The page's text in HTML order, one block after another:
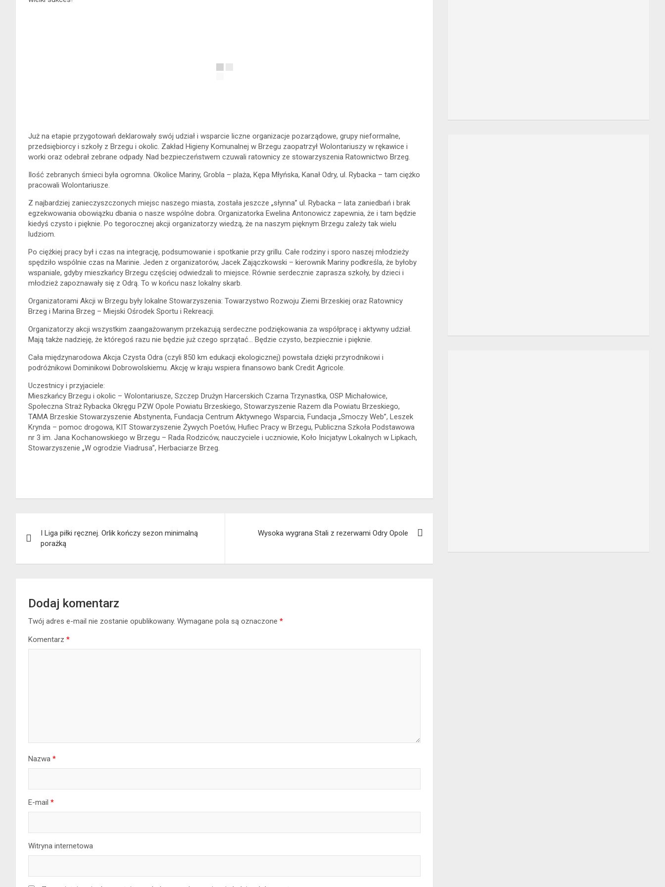
Już na etapie przygotowań deklarowały swój udział i wsparcie liczne organizacje pozarządowe, grupy nieformalne,
przedsiębiorcy i szkoły z Brzegu i okolic. Zakład Higieny Komunalnej w Brzegu zaopatrzył Wolontariuszy w rękawice i
worki oraz odebrał zebrane odpady. Nad bezpieczeństwem czuwali ratownicy ze stowarzyszenia Ratownictwo Brzeg.
Ilość zebranych śmieci była ogromna. Okolice Mariny, Grobla – plaża, Kępa Młyńska, Kanał Odry, ul. Rybacka – tam ciężko
pracowali Wolontariusze.
Z najbardziej zanieczyszczonych miejsc naszego miasta, została jeszcze „słynna” ul. Rybacka – lata zaniedbań i brak
egzekwowania obowiązku dbania o nasze wspólne dobra. Organizatorka Ewelina Antonowicz zapewnia, że i tam będzie
kiedyś czysto i pięknie. Po tegorocznej akcji organizatorzy wiedzą, że na naszym pięknym Brzegu zależy tak wielu
ludziom.
Po ciężkiej pracy był i czas na integrację, podsumowanie i spotkanie przy grillu. Całe rodziny i sporo naszej młodzieży
spędziło wspólnie czas na Marinie. Jeden z organizatorów, Jacek Zajączkowski – kierownik Mariny podkreśla, że byłoby
wspaniale, gdyby mieszkańcy Brzegu częściej odwiedzali to miejsce. Równie serdecznie zaprasza szkoły, by dzieci i
młodzież zapoznawały się z Odrą. To w końcu nasz lokalny skarb.
Organizatorami Akcji w Brzegu były lokalne Stowarzyszenia: Towarzystwo Rozwoju Ziemi Brzeskiej oraz Ratownicy
Brzeg i Marina Brzeg – Miejski Ośrodek Sportu i Rekreacji.
Organizatorzy akcji wszystkim zaangażowanym przekazują serdeczne podziękowania za współpracę i aktywny udział.
Mają także nadzieję, że któregoś razu nie będzie już czego sprzątać… Będzie czysto, bezpiecznie i pięknie.
Cała międzynarodowa Akcja Czysta Odra (czyli 850 km edukacji ekologicznej) powstała dzięki przyrodnikowi i
podróżnikowi Dominikowi Dobrowolskiemu. Akcję w kraju wspiera finansowo bank Credit Agricole.
Uczestnicy i przyjaciele:
Mieszkańcy Brzegu i okolic – Wolontariusze, Szczep Drużyn Harcerskich Czarna Trzynastka, OSP Michałowice,
Społeczna Straż Rybacka Okręgu PZW Opole Powiatu Brzeskiego, Stowarzyszenie Razem dla Powiatu Brzeskiego,
TAMA Brzeskie Stowarzyszenie Abstynenta, Fundacja Centrum Aktywnego Wsparcia, Fundacja „Smoczy Web”, Leszek
Krynda – pomoc drogowa, KIT Stowarzyszenie Żywych Poetów, Hufiec Pracy w Brzegu, Publiczna Szkoła Podstawowa
nr 3 im. Jana Kochanowskiego w Brzegu – Rada Rodziców, nauczyciele i uczniowie, Koło Inicjatyw Lokalnych w Lipkach,
Stowarzyszenie „W ogrodzie Viadrusa”, Herbaciarze Brzeg.
wpisu
I Liga piłki ręcznej. Orlik kończy sezon minimalną
porażką
Wysoka wygrana Stali z rezerwami Odry Opole
Dodaj komentarz
Twój adres e-mail nie zostanie opublikowany. Wymagane pola są oznaczone *
Komentarz *
Nazwa *
E-mail *
Witryna internetowa